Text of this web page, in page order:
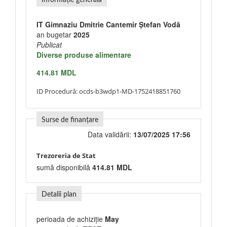
IT Gimnaziu Dmitrie Cantemir Ștefan Vodă
an bugetar 2025
Publicat
Diverse produse alimentare
414.81 MDL
ID Procedură:ocds-b3wdp1-MD-1752418851760
Surse de finanțare
Data validării: 13/07/2025 17:56
Trezoreria de Stat
sumă disponibilă 414.81 MDL
Detalii plan
perioada de achiziție May